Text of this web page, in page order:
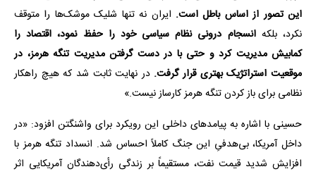
این تصور از اساس باطل است. ایران نه تنها شلیک موشک‌ها را متوقف
نکرد، بلکهانسجام درونی نظام سیاسی خود را حفظ نمود، اقتصاد را
کمابیش مدیریت کرد و حتی با در دست گرفتن مدیریت تنگه هرمز، در
موقعیت استراتژیک بهتری قرار گرفت. در نهایت ثابت شد که هیچ راهکار
نظامی برای باز کردن تنگه هرمز کارساز نیست.»
حسینی با اشاره به پیامدهای داخلی این رویکرد برای واشنگتن افزود: «در
داخل آمریکا، بی‌هدفیِ این جنگ کاملاً احساس شد. انسداد تنگه هرمز با
افزایش شدید قیمت نفت، مستقیماً بر زندگی رأی‌دهندگان آمریکایی اثر